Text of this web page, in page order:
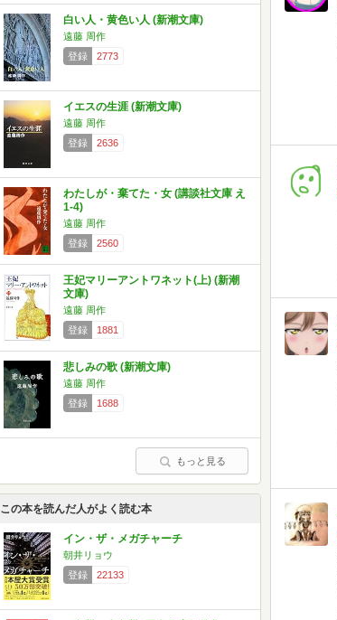
白い人・黄色い人 (新潮文庫)
遠藤 周作
登録
2773
イエスの生涯 (新潮文庫)
遠藤 周作
登録
2636
わたしが・棄てた・女 (講談社文庫 え
1-4)
遠藤 周作
登録
2560
王妃マリーアントワネット(上) (新潮
文庫)
遠藤 周作
登録
1881
悲しみの歌 (新潮文庫)
遠藤 周作
登録
1688
もっと見る
この本を読んだ人がよく読む本
イン・ザ・メガチャーチ
朝井リョウ
登録
22133